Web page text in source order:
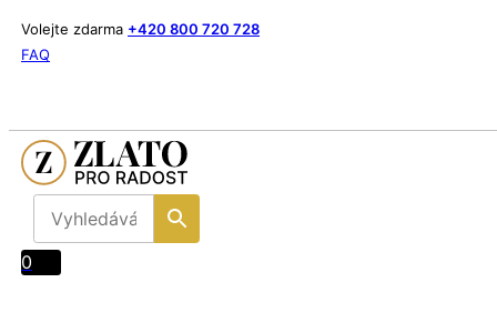
Volejte zdarma +420 800 720 728
FAQ
0